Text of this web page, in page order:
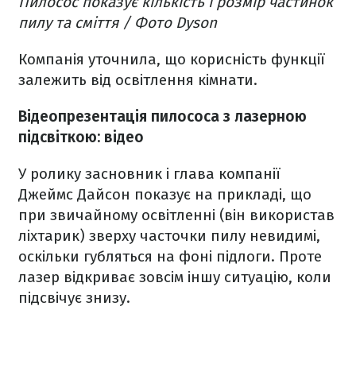
пилу та сміття / Фото Dyson
Компанія уточнила, що корисність функції
залежить від освітлення кімнати.
Відеопрезентація пилососа з лазерною
підсвіткою: відео
У ролику засновник і глава компанії
Джеймс Дайсон показує на прикладі, що
при звичайному освітленні (він використав
ліхтарик) зверху часточки пилу невидимі,
оскільки губляться на фоні підлоги. Проте
лазер відкриває зовсім іншу ситуацію, коли
підсвічує знизу.